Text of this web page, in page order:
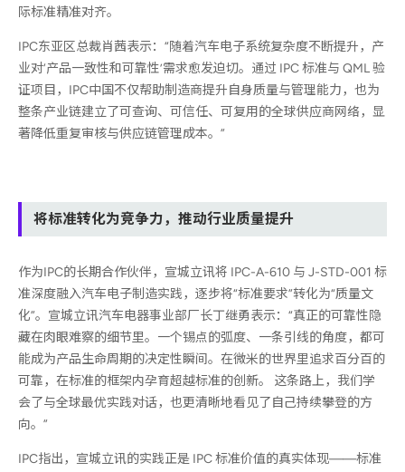
际标准精准对齐。
IPC东亚区总裁肖茜表示：“随着汽车电子系统复杂度不断提升，产
业对‘产品一致性和可靠性’需求愈发迫切。通过 IPC 标准与 QML 验
证项目，IPC中国不仅帮助制造商提升自身质量与管理能力，也为
整条产业链建立了可查询、可信任、可复用的全球供应商网络，显
著降低重复审核与供应链管理成本。”
将标准转化为竞争力，推动行业质量提升
作为IPC的长期合作伙伴，宣城立讯将 IPC-A-610 与 J-STD-001 标
准深度融入汽车电子制造实践，逐步将“标准要求”转化为“质量文
化”。宣城立讯汽车电器事业部厂长丁继勇表示：“真正的可靠性隐
藏在肉眼难察的细节里。一个锡点的弧度、一条引线的角度，都可
能成为产品生命周期的决定性瞬间。在微米的世界里追求百分百的
可靠，在标准的框架内孕育超越标准的创新。 这条路上，我们学
会了与全球最优实践对话，也更清晰地看见了自己持续攀登的方
向。”
IPC指出，宣城立讯的实践正是 IPC 标准价值的真实体现——标准